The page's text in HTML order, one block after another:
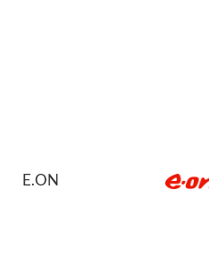
E.ON